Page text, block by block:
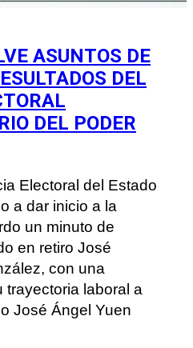
ASUNTOS DE
DEL
DEL PODER
Electoral del Estado
a dar inicio a la
un minuto de
en retiro José
con una
trayectoria laboral a
José Ángel Yuen